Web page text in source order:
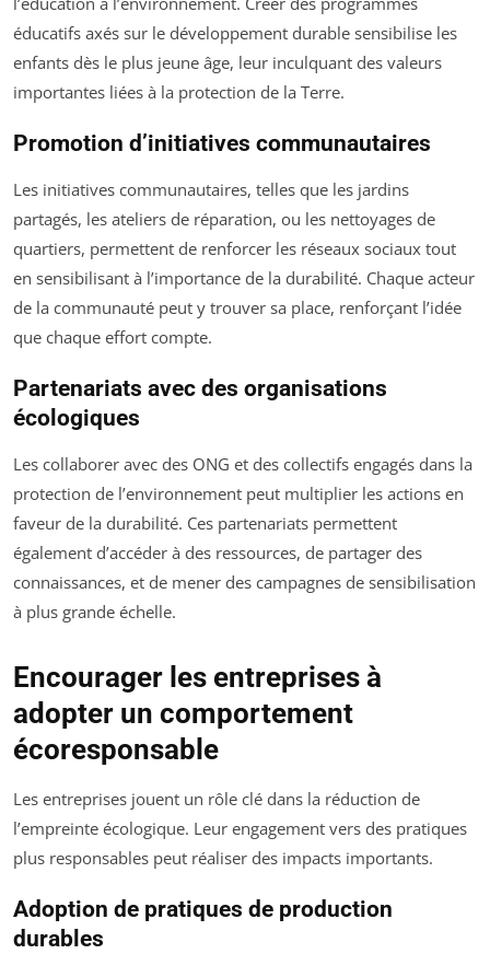
éducatifs axés sur le développement durable sensibilise les
enfants dès le plus jeune âge, leur inculquant des valeurs
importantes liées à la protection de la Terre.
Promotion d’initiatives communautaires
Les initiatives communautaires, telles que les jardins
partagés, les ateliers de réparation, ou les nettoyages de
quartiers, permettent de renforcer les réseaux sociaux tout
en sensibilisant à l’importance de la durabilité. Chaque acteur
de la communauté peut y trouver sa place, renforçant l’idée
que chaque effort compte.
Partenariats avec des organisations
écologiques
Les collaborer avec des ONG et des collectifs engagés dans la
protection de l’environnement peut multiplier les actions en
faveur de la durabilité. Ces partenariats permettent
également d’accéder à des ressources, de partager des
connaissances, et de mener des campagnes de sensibilisation
à plus grande échelle.
Encourager les entreprises à
adopter un comportement
écoresponsable
Les entreprises jouent un rôle clé dans la réduction de
l’empreinte écologique. Leur engagement vers des pratiques
plus responsables peut réaliser des impacts importants.
Adoption de pratiques de production
durables